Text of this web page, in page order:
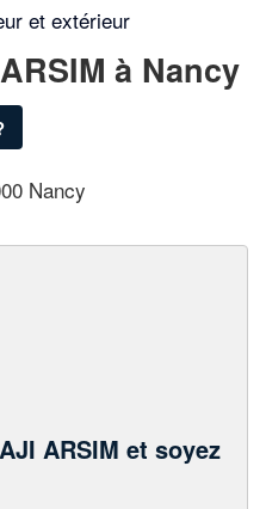
et extérieur
à Nancy
Nancy
ARSIM et soyez